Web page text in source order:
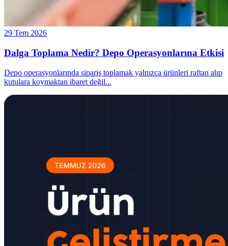
29 Tem 2026
Dalga Toplama Nedir? Depo Operasyonlarına Etkisi
Depo operasyonlarında sipariş toplamak yalnızca ürünleri raftan alıp
kutulara koymaktan ibaret değil...